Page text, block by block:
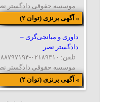
موسسه حقوقی دادگستر
» آگهی برنزی (توان ۲)
داوری و میانجی‌گری –
دادگستر نصر
موسسه حقوقی دادگستر
» آگهی برنزی (توان ۲)